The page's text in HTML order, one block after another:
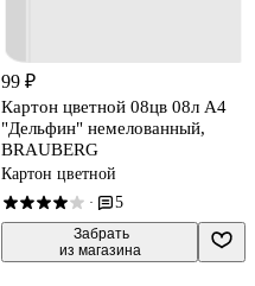
99 ₽
Картон цветной 08цв 08л А4
"Дельфин" немелованный,
BRAUBERG
Картон цветной
· 5
Забрать
из магазина